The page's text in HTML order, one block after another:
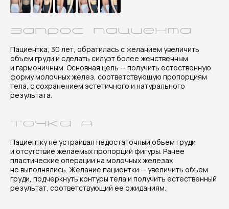
Запрос пациента
Пациентка, 30 лет, обратилась с желанием увеличить
объем груди и сделать силуэт более женственным
и гармоничным. Основная цель — получить естественную
форму молочных желез, соответствующую пропорциям
тела, с сохранением эстетичного и натурального
результата.
Точка А
Пациентку не устраивал недостаточный объем груди
и отсутствие желаемых пропорций фигуры. Ранее
пластические операции на молочных железах
не выполнялись. Желание пациентки — увеличить объем
груди, подчеркнуть контуры тела и получить естественный
результат, соответствующий ее ожиданиям.
Результат
Через 3 месяца после операции
отмечается положительная динамика
восстановления: грудь приобрела более
выраженный объем и гармоничную форму,
контуры стали женственными